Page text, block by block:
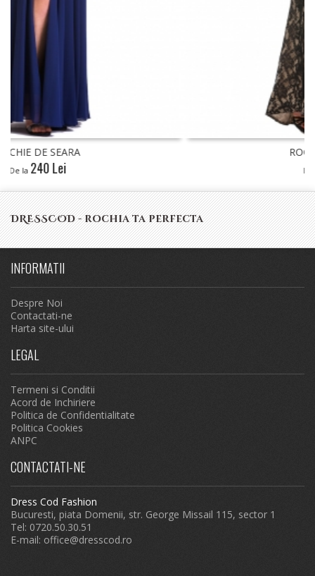
DRESSCOD - rochia ta perfecta
INFORMATII
Despre Noi
Contactati-ne
Harta site-ului
LEGAL
Termeni si Conditii
Acord de Inchiriere
Politica de Confidentialitate
Politica Cookies
ANPC
CONTACTATI-NE
Dress Cod Fashion
Bucuresti, piata Domenii, str. George Missail 115, sector 1
Tel: 0720.50.30.51
E-mail: office@dresscod.ro